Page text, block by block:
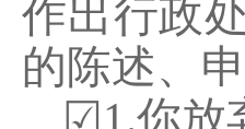
作出行政
的陈述、
☑ 1.你放